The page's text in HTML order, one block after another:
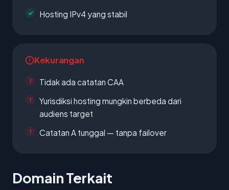
Hosting IPv4 yang stabil
Kekurangan
Tidak ada catatan CAA
Yurisdiksi hosting mungkin berbeda dari
audiens target
Catatan A tunggal — tanpa failover
Domain Terkait